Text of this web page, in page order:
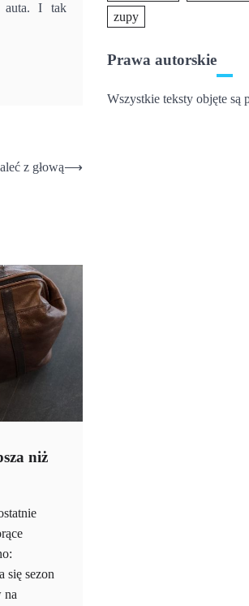
auta. I tak
z głową⟶
niż
się sezon
na
zupy
Prawa autorskie
Wszystkie teksty objęte są